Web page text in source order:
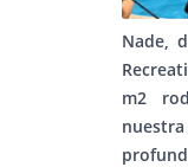
Nade,
m2